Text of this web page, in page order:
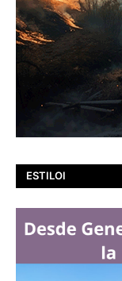
ESTILOI